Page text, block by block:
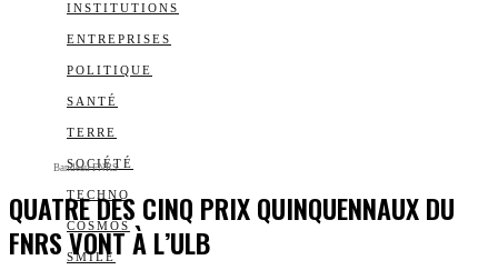
INSTITUTIONS
ENTREPRISES
POLITIQUE
SANTÉ
TERRE
SOCIÉTÉ
TECHNO
COSMOS
SMILE
Bandeau FNRS
QUATRE DES CINQ PRIX QUINQUENNAUX DU
FNRS VONT À L’ULB